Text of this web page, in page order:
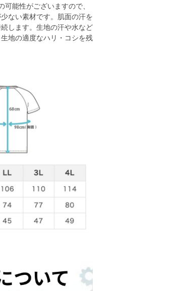
能性がございますので、
ない素材です。肌面の汗を
します。生地の汗や水など
地の適度なハリ・コシを残